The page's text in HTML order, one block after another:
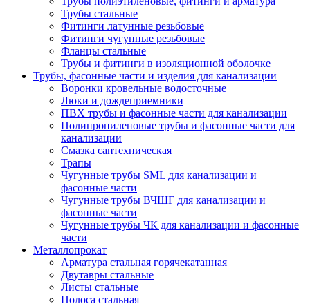
Трубы стальные
Фитинги латунные резьбовые
Фитинги чугунные резьбовые
Фланцы стальные
Трубы и фитинги в изоляционной оболочке
Трубы, фасонные части и изделия для канализации
Воронки кровельные водосточные
Люки и дождеприемники
ПВХ трубы и фасонные части для канализации
Полипропиленовые трубы и фасонные части для
канализации
Смазка сантехническая
Трапы
Чугунные трубы SML для канализации и
фасонные части
Чугунные трубы ВЧШГ для канализации и
фасонные части
Чугунные трубы ЧК для канализации и фасонные
части
Металлопрокат
Арматура стальная горячекатанная
Двутавры стальные
Листы стальные
Полоса стальная